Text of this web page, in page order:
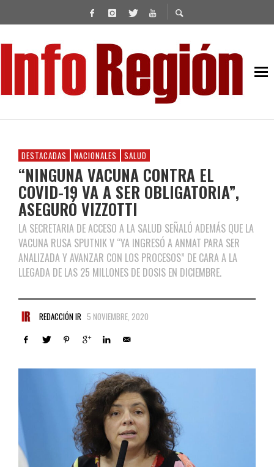
DESTACADAS NACIONALES SALUD
“NINGUNA VACUNA CONTRA EL
COVID-19 VA A SER OBLIGATORIA”,
ASEGURÓ VIZZOTTI
LA SECRETARIA DE ACCESO A LA SALUD SEÑALÓ ADEMÁS QUE LA
VACUNA RUSA SPUTNIK V “YA INGRESÓ A ANMAT PARA SER
ANALIZADA Y AVANZAR CON LOS PROCESOS” DE CARA A LA
LLEGADA DE LAS 25 MILLONES DE DOSIS EN DICIEMBRE.
REDACCIÓN IR 5 NOVIEMBRE, 2020